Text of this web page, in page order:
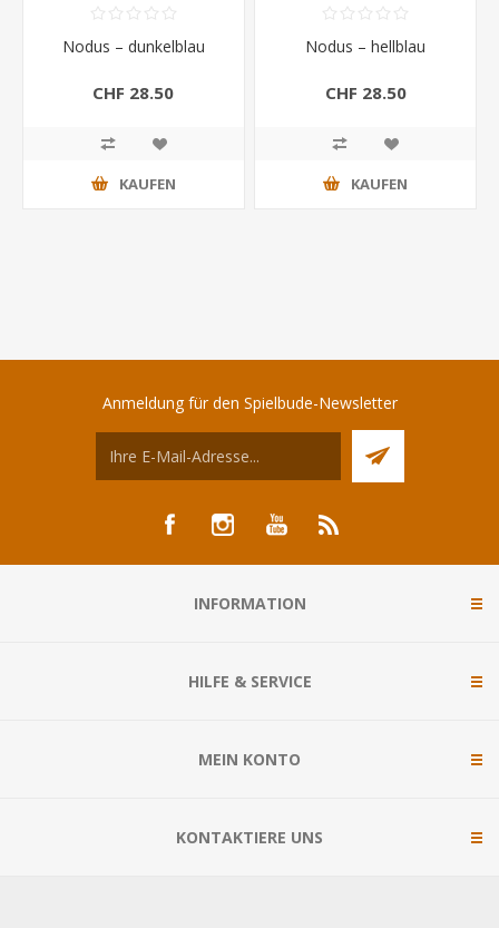
Nodus – dunkelblau
CHF 28.50
KAUFEN
Nodus – hellblau
CHF 28.50
KAUFEN
Anmeldung für den Spielbude-Newsletter
INFORMATION
HILFE & SERVICE
MEIN KONTO
KONTAKTIERE UNS